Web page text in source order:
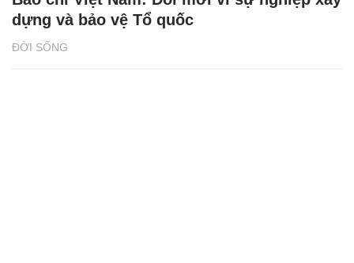
ĐỜI SỐNG
dựng và bảo vệ Tổ quốc